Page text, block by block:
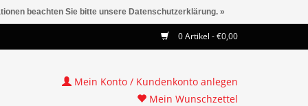
0 Artikel - €0,00
Mein Konto / Kundenkonto anlegen
Mein Wunschzettel
beachten Sie bitte unsere Datenschutzerklärung. »